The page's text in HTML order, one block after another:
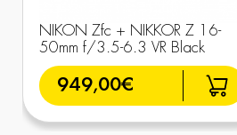
NIKON Zfc + NIKKOR Z 16-
50mm f/3.5-6.3 VR Black
949,00€